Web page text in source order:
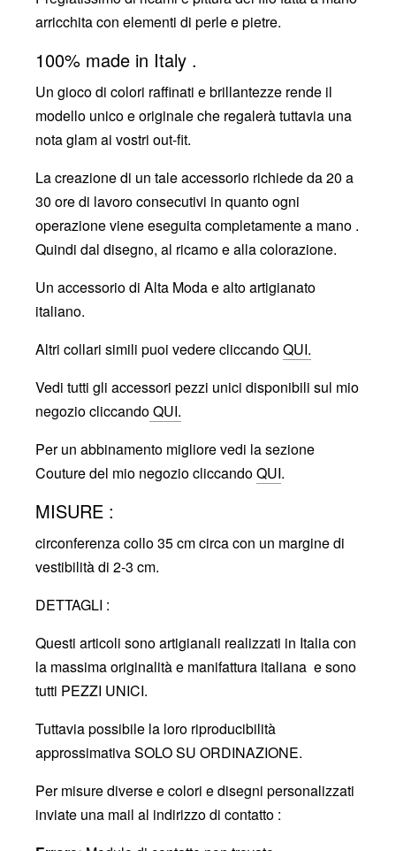
arricchita con elementi di perle e pietre.
100% made in Italy .
Un gioco di colori raffinati e brillantezze rende il
modello unico e originale che regalerà tuttavia una
nota glam ai vostri out-fit.
La creazione di un tale accessorio richiede da 20 a
30 ore di lavoro consecutivi in quanto ogni
operazione viene eseguita completamente a mano .
Quindi dal disegno, al ricamo e alla colorazione.
Un accessorio di Alta Moda e alto artigianato
italiano.
Altri collari simili puoi vedere cliccandoQUI.
Vedi tutti gli accessori pezzi unici disponibili sul mio
negozio cliccandoQUI.
Per un abbinamento migliore vedi la sezione
Couture del mio negozio cliccandoQUI.
MISURE :
circonferenza collo 35 cm circa con un margine di
vestibilità di 2-3 cm.
DETTAGLI :
Questi articoli sono artigianali realizzati in Italia con
la massima originalità e manifattura italiana e sono
tutti PEZZI UNICI.
Tuttavia possibile la loro riproducibilità
approssimativa SOLO SU ORDINAZIONE.
Per misure diverse e colori e disegni personalizzati
inviate una mail al indirizzo di contatto :